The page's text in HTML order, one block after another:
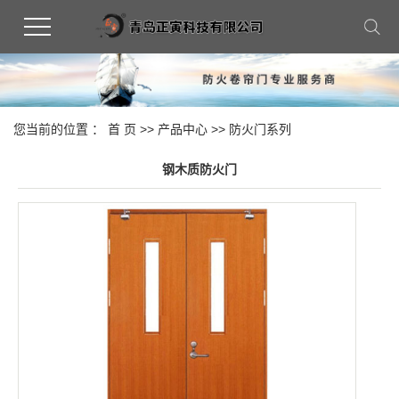
您当前的位置 ： 首 页 >> 产品中心 >> 防火门系列
钢木质防火门